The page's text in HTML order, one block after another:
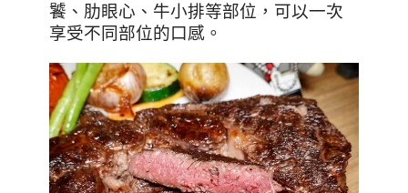
饕、肋眼心、牛小排等部位，可以一次
享受不同部位的口感。